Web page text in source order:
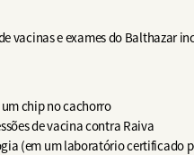
vacinas e exames do Balthazar
chip no cachorro
de vacina contra Raiva
(em um laboratório certificado